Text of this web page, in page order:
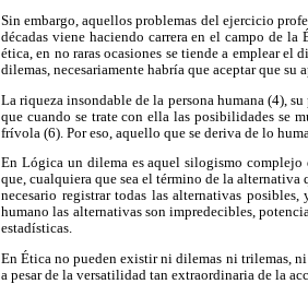
Sin embargo, aquellos problemas del ejercicio
décadas viene haciendo carrera en el campo de
ética, en no raras ocasiones se tiende a emplear el
dilemas, necesariamente habría que aceptar que su
La riqueza insondable de la persona humana (4),
que cuando se trate con ella las posibilidades se
frívola (6). Por eso, aquello que se deriva de lo
En Lógica un dilema es aquel silogismo
que, cualquiera que sea el término de la alternativa
necesario registrar todas las alternativas
humano las alternativas son impredecibles,
estadísticas.
En Ética no pueden existir ni dilemas ni trilemas,
a pesar de la versatilidad tan extraordinaria de la